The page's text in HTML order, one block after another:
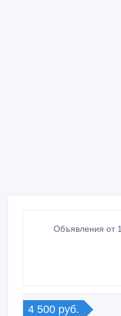
Объявления от
4 500 руб.